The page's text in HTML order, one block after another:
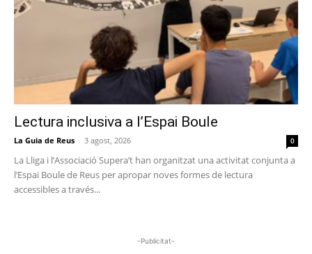
Lectura inclusiva a l’Espai Boule
La Guia de Reus - 3 agost, 2026 0
La Lliga i l’Associació Supera’t han organitzat una activitat conjunta a
l’Espai Boule de Reus per apropar noves formes de lectura
accessibles a través...
-Publicitat-